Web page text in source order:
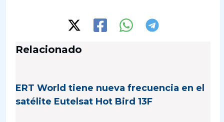
Relacionado
ERT World tiene nueva frecuencia en el
satélite Eutelsat Hot Bird 13F